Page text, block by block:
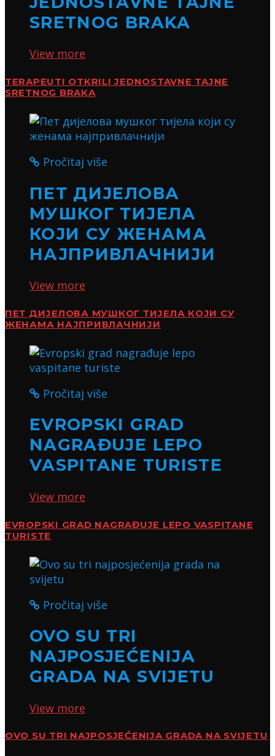
SRETNOG BRAKA
View more
TERAPEUTI OTKRILI JEDNOSTAVNE TAJNE
SRETNOG BRAKA
Pročitaj više
ПЕТ ДИЈЕЛОВА
МУШКОГ ТИЈЕЛА
КОЈИ СУ ЖЕНАМА
НАЈПРИВЛАЧНИЈИ
View more
ПЕТ ДИЈЕЛОВА МУШКОГ ТИЈЕЛА КОЈИ СУ
ЖЕНАМА НАЈПРИВЛАЧНИЈИ
Pročitaj više
EVROPSKI GRAD
NAGRAĐUJE LEPO
VASPITANE TURISTE
View more
EVROPSKI GRAD NAGRAĐUJE LEPO VASPITANE
TURISTE
Pročitaj više
OVO SU TRI
NAJPOSJEĆENIJA
GRADA NA SVIJETU
View more
OVO SU TRI NAJPOSJEĆENIJA GRADA NA SVIJETU